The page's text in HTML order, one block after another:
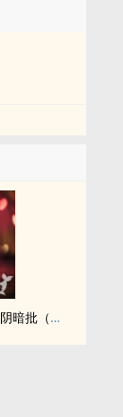
救命！这里到处都是阴暗批（西幻NPH）